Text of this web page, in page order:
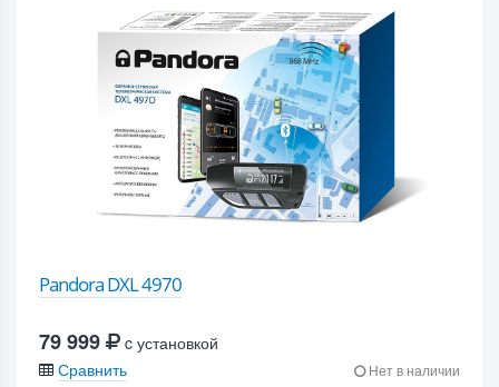
Pandora DXL 4970
79 999
c установкой
Сравнить
Нет в наличии